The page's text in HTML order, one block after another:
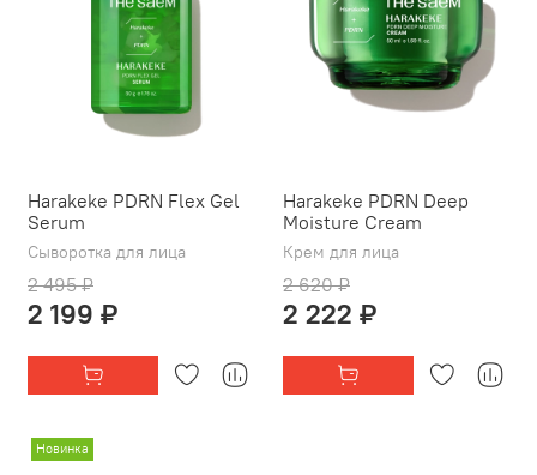
Harakeke PDRN Flex Gel
Serum
Сыворотка для лица
2 495 ₽
2 199 ₽
Harakeke PDRN Deep
Moisture Cream
Крем для лица
2 620 ₽
2 222 ₽
Новинка